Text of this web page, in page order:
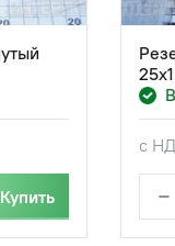
Купить
с
−